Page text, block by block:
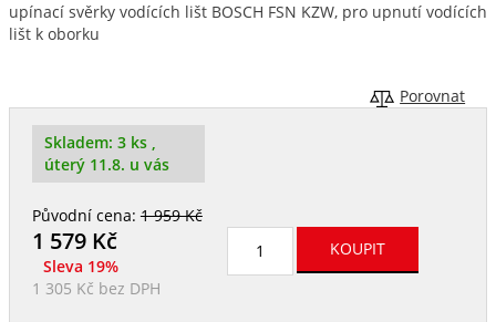
upínací svěrky vodících lišt BOSCH FSN KZW, pro upnutí vodících
lišt k oborku
Porovnat
Skladem: 3 ks ,
úterý 11.8. u vás
Původní cena:1 959 Kč
1 579Kč
Sleva 19%
1 305 Kč bez DPH